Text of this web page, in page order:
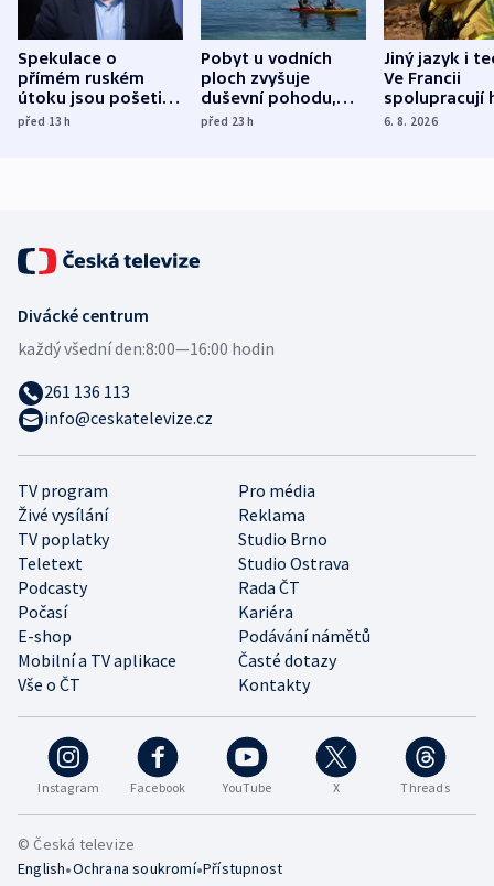
Spekulace o
přímém ruském
útoku jsou pošetilé,
míní estonský
před 13h
Pobyt u vodních
ploch zvyšuje
duševní pohodu,
ukázala
před 23h
Jiný jazyk i
Ve Francii
spolupracují
různých zemí
6. 8. 2026
Instagram Facebook YouTube X Threads
TV program
Pro média
Živé vysílání
Reklama
TV poplatky
Studio Brno
Teletext
Studio Ostrava
Podcasty
Rada ČT
Počasí
Kariéra
E-shop
Podávání námětů
Mobilní a TV aplikace
Časté dotazy
Vše o ČT
Kontakty
Divácké centrum
každý všední den:8:00—16:00 hodin
261 136 113
info@ceskatelevize.cz
© Česká televize
English•Ochrana soukromí•Přístupnost